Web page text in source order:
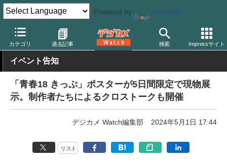
Powered by Translate
カテゴリ 過去記事 検索 Impressサイト
デジカメ Watch 撮影情報 鉄道
イベント告知
「青春18 きっぷ」ポスターが5日間限定で現物展
示。制作者たちによるクロストークも開催
デジカメ Watch編集部 2024年5月1日 17:44
リスト